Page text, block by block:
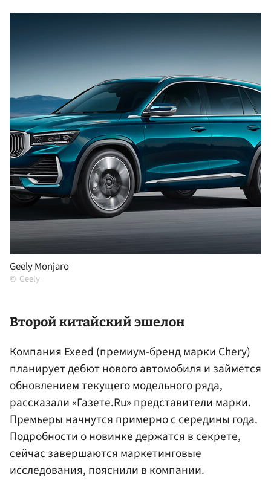
Geely Monjaro
Geely
Второй китайский эшелон
Компания Exeed (премиум-бренд марки Chery)
планирует дебют нового автомобиля и займется
обновлением текущего модельного ряда,
рассказали «Газете.Ru» представители марки.
Премьеры начнутся примерно с середины года.
Подробности о новинке держатся в секрете,
сейчас завершаются маркетинговые
исследования, пояснили в компании.